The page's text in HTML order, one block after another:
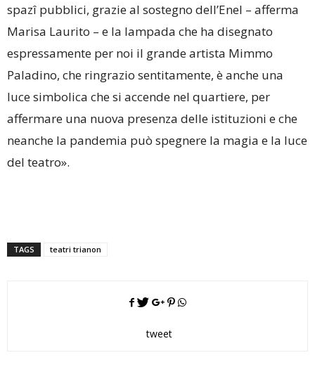
spazî pubblici, grazie al sostegno dell’Enel – afferma
Marisa Laurito – e la lampada che ha disegnato
espressamente per noi il grande artista Mimmo
Paladino, che ringrazio sentitamente, è anche una
luce simbolica che si accende nel quartiere, per
affermare una nuova presenza delle istituzioni e che
neanche la pandemia può spegnere la magia e la luce
del teatro».
TAGS teatri trianon
tweet